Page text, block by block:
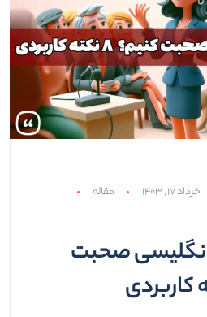
خرداد ۱۷, ۱۴۰۳
مقاله
صحبت